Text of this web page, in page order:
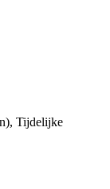
Tijdelijke